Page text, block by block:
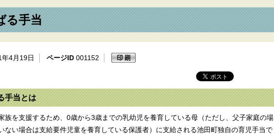
る手当
年4月19日 ページID 001152
手当とは
族を支援するため、0歳から3歳までの乳幼児を養育している母（ただし、父子家庭の場
ない場合は支給要件児童を養育している保護者）に支給される池田町独自の育児手当で